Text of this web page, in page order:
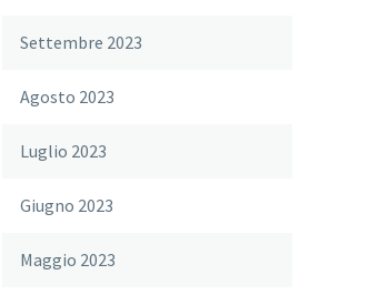
Settembre 2023
Agosto 2023
Luglio 2023
Giugno 2023
Maggio 2023